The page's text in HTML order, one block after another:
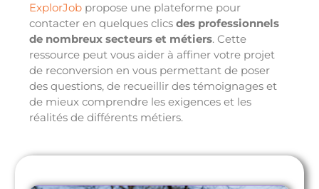
ExplorJob propose une plateforme pour
contacter en quelques clicsdes professionnels
de nombreux secteurs et métiers. Cette
ressource peut vous aider à affiner votre projet
de reconversion en vous permettant de poser
des questions, de recueillir des témoignages et
de mieux comprendre les exigences et les
réalités de différents métiers.